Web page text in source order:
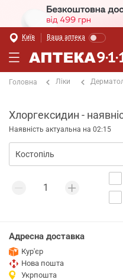
Київ Ваша аптека
Головна Ліки
Хлоргексидин -
Наявність актуальна на 02:15
Адресна доставка
Кур'єр
Нова пошта
Укрпошта